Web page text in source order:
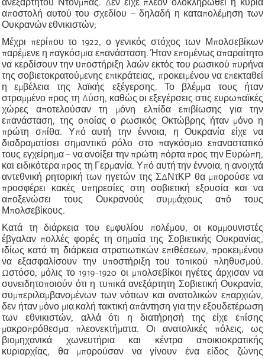
ανεξάρτητου Ντονμπάς. Δεν είχε πλέον ολοκληρωθεί η κύρια
αποστολή αυτού του σχεδίου – δηλαδή η καταπολέμηση των
Ουκρανών εθνικιστών;
Μέχρι περίπου το 1922, ο γενικός στόχος των Μπολσεβίκων
παρέμενε η παγκόσμια επανάσταση. Ήταν επομένως απαραίτητο
να κερδίσουν την υποστήριξη λαών εκτός του ρωσικού πυρήνα
της σοβιετοκρατούμενης επικράτειας, προκειμένου να επεκταθεί
η εμβέλεια της λαϊκής εξέγερσης. Το βλέμμα τους ήταν
στραμμένο προς τη Δύση, καθώς οι εξεγέρσεις στις ευρωπαϊκές
χώρες αποτελούσαν τη μόνη ελπίδα επιβίωσης για την
επανάσταση, της οποίας ο ρωσικός Οκτώβρης ήταν μόνο η
πρώτη σπίθα. Υπό αυτή την έννοια, η Ουκρανία είχε να
διαδραματίσει σημαντικό ρόλο στο παγκόσμιο επαναστατικό
τους εγχείρημα – να ανοίξει την πρώτη πόρτα προς την Ευρώπη,
και ειδικότερα προς τη Γερμανία. Υπό αυτή την έννοια, η ανοιχτά
αντεθνική ρητορική των ηγετών της ΣΔΝτΚΡ θα μπορούσε να
προσφέρει κακές υπηρεσίες στη σοβιετική εξουσία και να
αποξενώσει τους Ουκρανούς συμμάχους από τους
Μπολσεβίκους.
Κατά τη διάρκεια του εμφυλίου πολέμου, οι κομμουνιστές
έβγαλαν πολλές φορές τη σημαία της Σοβιετικής Ουκρανίας,
ιδίως κατά τη διάρκεια στρατιωτικών επιθέσεων, προκειμένου
να εξασφαλίσουν την υποστήριξη του τοπικού πληθυσμού.
Ωστόσο, μόλις το 1919-1920 οι μπολσεβίκοι ηγέτες άρχισαν να
συνειδητοποιούν ότι η τυπικά ανεξάρτητη Σοβιετική Ουκρανία,
συμπεριλαμβανομένων των νότιων και ανατολικών επαρχιών,
δεν ήταν μόνο μια καλή τακτική απάντηση για την εξουδετέρωση
των εθνικιστών, αλλά ότι η διατήρησή της είχε επίσης
μακροπρόθεσμα πλεονεκτήματα. Οι ανατολικές πόλεις, ως
βιομηχανικά χωνευτήρια και κέντρα αποικιοκρατικής
κυριαρχίας, θα μπορούσαν να γίνουν ένα είδος ζώνης